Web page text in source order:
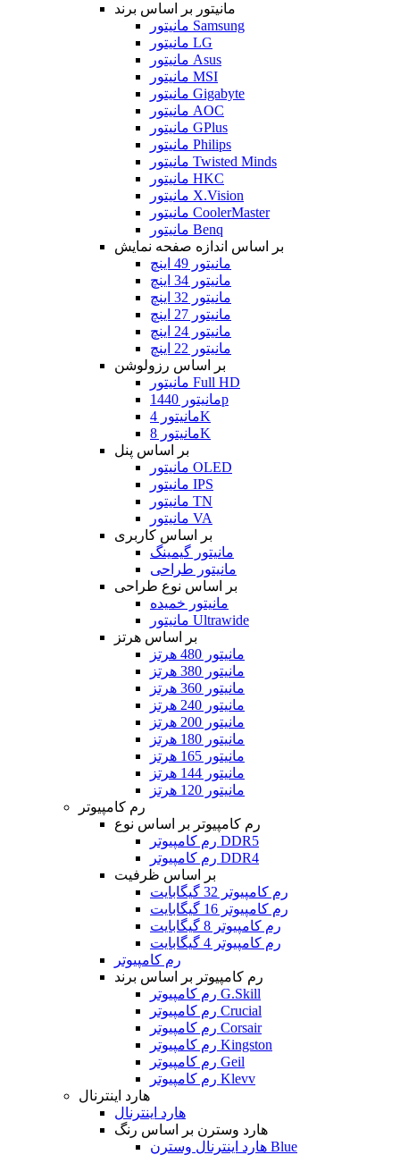
مانیتور بر اساس برند
مانیتور Samsung
مانیتور LG
مانیتور Asus
مانیتور MSI
مانیتور Gigabyte
مانیتور AOC
مانیتور GPlus
مانیتور Philips
مانیتور Twisted Minds
مانیتور HKC
مانیتور X.Vision
مانیتور CoolerMaster
مانیتور Benq
بر اساس اندازه صفحه نمایش
مانیتور 49 اینچ
مانیتور 34 اینچ
مانیتور 32 اینچ
مانیتور 27 اینچ
مانیتور 24 اینچ
مانیتور 22 اینچ
بر اساس رزولوشن
مانیتور Full HD
مانیتور 1440p
مانیتور 4K
مانیتور 8K
بر اساس پنل
مانیتور OLED
مانیتور IPS
مانیتور TN
مانیتور VA
بر اساس کاربری
مانیتور گیمینگ
مانیتور طراحی
بر اساس نوع طراحی
مانیتور خمیده
مانیتور Ultrawide
بر اساس هرتز
مانیتور 480 هرتز
مانیتور 380 هرتز
مانیتور 360 هرتز
مانیتور 240 هرتز
مانیتور 200 هرتز
مانیتور 180 هرتز
مانیتور 165 هرتز
مانیتور 144 هرتز
مانیتور 120 هرتز
رم کامپیوتر
رم کامپیوتر بر اساس نوع
رم کامپیوتر DDR5
رم کامپیوتر DDR4
بر اساس ظرفیت
رم کامپیوتر 32 گیگابایت
رم کامپیوتر 16 گیگابایت
رم کامپیوتر 8 گیگابایت
رم کامپیوتر 4 گیگابایت
رم کامپیوتر
رم کامپیوتر بر اساس برند
رم کامپیوتر G.Skill
رم کامپیوتر Crucial
رم کامپیوتر Corsair
رم کامپیوتر Kingston
رم کامپیوتر Geil
رم کامپیوتر Klevv
هارد اینترنال
هارد اینترنال
هارد وسترن بر اساس رنگ
هارد اینترنال وسترن Blue